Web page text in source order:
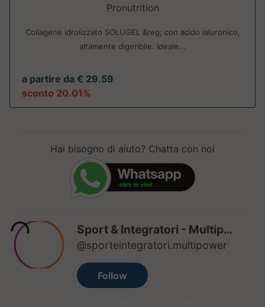
Pronutrition
Collagene idrolizzato SOLUGEL &reg; con acido ialuronico,
altamente digeribile. Ideale...
a partire da € 29.59
sconto 20.01%
Hai bisogno di aiuto? Chatta con noi